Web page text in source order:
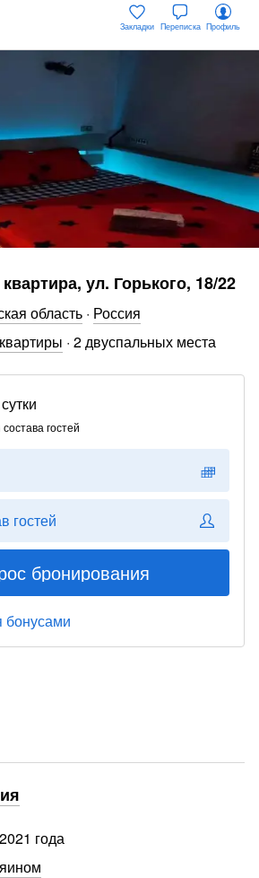
Закладки Переписка Профиль
ул. Горького, 18/22
область · Россия
· 2 двуспальных места
гостей
гостей
бронирования
бонусами
года